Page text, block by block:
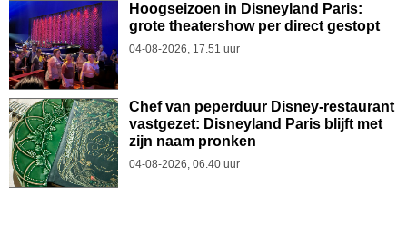
Hoogseizoen in Disneyland Paris:
grote theatershow per direct gestopt
04-08-2026, 17.51 uur
Chef van peperduur Disney-restaurant
vastgezet: Disneyland Paris blijft met
zijn naam pronken
04-08-2026, 06.40 uur